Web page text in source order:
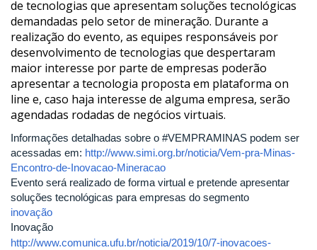
de tecnologias que apresentam soluções tecnológicas
demandadas pelo setor de mineração. Durante a
realização do evento, as equipes responsáveis por
desenvolvimento de tecnologias que despertaram
maior interesse por parte de empresas poderão
apresentar a tecnologia proposta em plataforma on
line e, caso haja interesse de alguma empresa, serão
agendadas rodadas de negócios virtuais.
Informações detalhadas sobre o #VEMPRAMINAS podem ser
acessadas em: http://www.simi.org.br/noticia/Vem-pra-Minas-
Encontro-de-Inovacao-Mineracao
Evento será realizado de forma virtual e pretende apresentar
soluções tecnológicas para empresas do segmento
inovação
Inovação
http://www.comunica.ufu.br/noticia/2019/10/7-inovacoes-